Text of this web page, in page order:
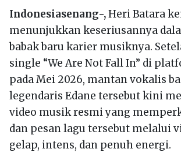
Indonesiasenang-,Heri Batara
menunjukkan keseriusannya
babak baru karier musiknya.
single “We Are Not Fall In” di
pada Mei 2026, mantan vokalis
legendaris Edane tersebut kini
video musik resmi yang
dan pesan lagu tersebut melalui
gelap, intens, dan penuh energi.